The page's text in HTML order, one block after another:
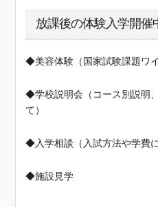
放課後の体験入学開催
◆美容体験（国家試験課題ワ
◆学校説明会（コース別説明
て）
◆入学相談（入試方法や学費に
◆施設見学